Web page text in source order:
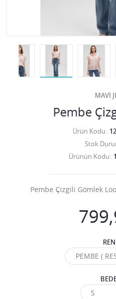
MAVİ
Pembe
Ürün Kodu
Stok
Ürünün Kodu
Pembe Çizgili Gömlek